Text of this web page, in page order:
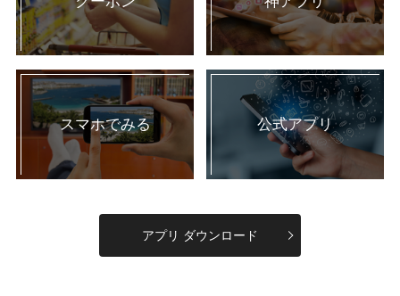
スマホでみる 公式アプリ
アプリ ダウンロード